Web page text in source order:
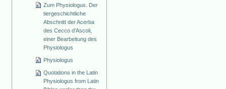
Zum Physiologus. Der
tiergeschichtliche
Abschnitt der Acerba
des Cecco d'Ascoli,
einer Bearbeitung des
Physiologus
Physiologus
Quotations in the Latin
Physiologus from Latin